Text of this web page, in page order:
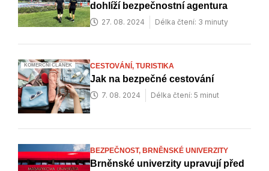
dohlíží bezpečnostní agentura
27. 08. 2024 Délka čtení: 3 minuty
KOMERČNÍ ČLÁNEK CESTOVÁNÍ, TURISTIKA
Jak na bezpečné cestování
7. 08. 2024 Délka čtení: 5 minut
BEZPEČNOST, BRNĚNSKÉ UNIVERZITY
Brněnské univerzity upravují před